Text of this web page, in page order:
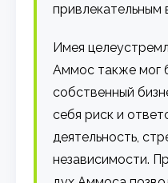
привлекательным
Имея
Аммос также мог
собственный
себя риск и
деятельность,
независимости.